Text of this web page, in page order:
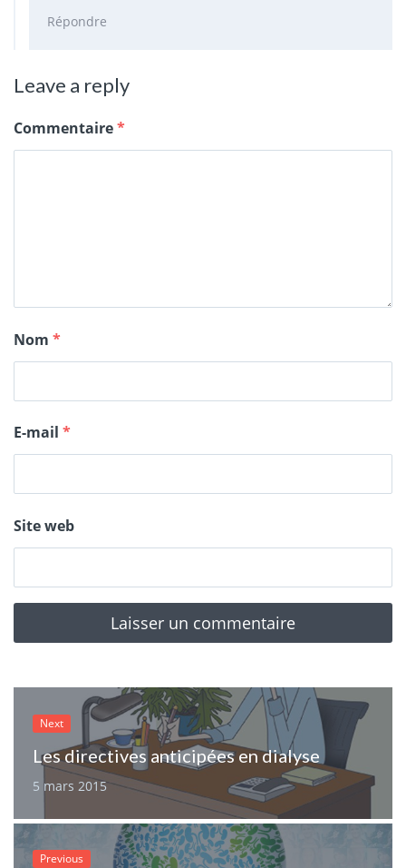
Répondre
Leave a reply
Commentaire*
Nom *
E-mail *
Site web
Next
Les directives anticipées en dialyse
5 mars 2015
Previous